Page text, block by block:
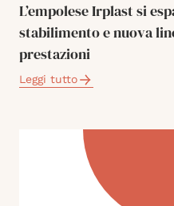
L’empolese Irplast si
stabilimento e nuova
prestazioni
Leggi tutto